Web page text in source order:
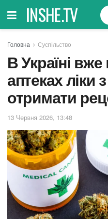
INSHE.TV
Головна Суспільство
В Україні
аптеках ліки
отримати
13 Червня 2026, 13:48